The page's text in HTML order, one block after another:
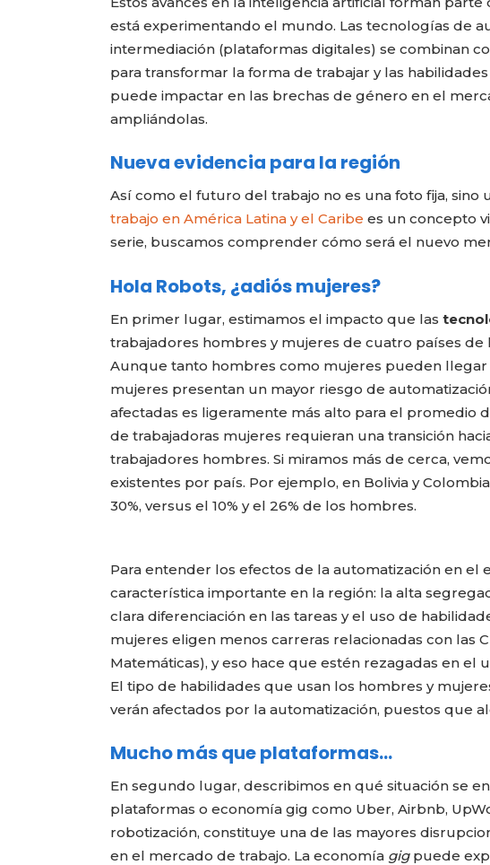
está experimentando el mundo. Las tecnologías de
intermediación (plataformas digitales) se combinan
para transformar la forma de trabajar y las
puede impactar en las brechas de género en el
ampliándolas.
Nueva evidencia para la región
Así como el futuro del trabajo no es una foto fija, sino
trabajo en América Latina y el Caribe es un concepto
serie, buscamos comprender cómo será el nuevo
Hola Robots, ¿adiós mujeres?
En primer lugar, estimamos el impacto que las
trabajadores hombres y mujeres de cuatro países de
Aunque tanto hombres como mujeres pueden
mujeres presentan un mayor riesgo de
afectadas es ligeramente más alto para el promedio
de trabajadoras mujeres requieran una transición
trabajadores hombres. Si miramos más de cerca,
existentes por país. Por ejemplo, en Bolivia y
30%, versus el 10% y el 26% de los hombres.
Para entender los efectos de la automatización en
característica importante en la región: la alta
clara diferenciación en las tareas y el uso de
mujeres eligen menos carreras relacionadas con las
Matemáticas), y eso hace que estén rezagadas en el
El tipo de habilidades que usan los hombres y
verán afectados por la automatización, puestos que
Mucho más que plataformas…
En segundo lugar, describimos en qué situación se
plataformas o economía gig como Uber, Airbnb,
robotización, constituye una de las mayores
en el mercado de trabajo. La economía gigpuede